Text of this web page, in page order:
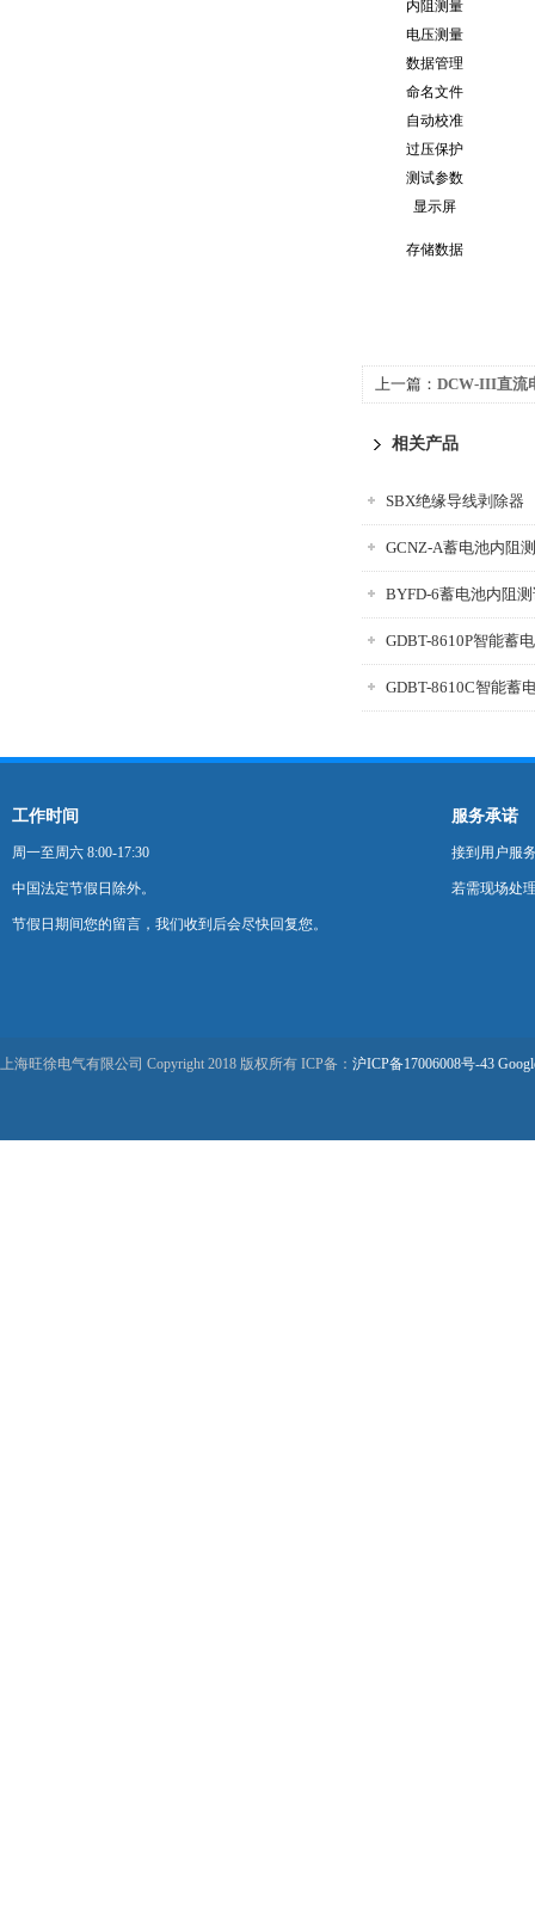
内阻测量
电压测量
数据管理
命名文件
自动校准
过压保护
测试参数
显示屏
存储数据
上一篇： DCW-III直流
相关产品
SBX绝缘导线剥除器
GCNZ-A蓄电池内阻
BYFD-6蓄电池内阻
GDBT-8610P智能蓄
GDBT-8610C智能蓄
工作时间
周一至周六 8:00-17:30
中国法定节假日除外。
节假日期间您的留言，我们收到后会尽快回复您。
服务承诺
接到用户服
若需现场处
上海旺徐电气有限公司 Copyright 2018 版权所有 ICP备： 沪ICP备17006008号-43